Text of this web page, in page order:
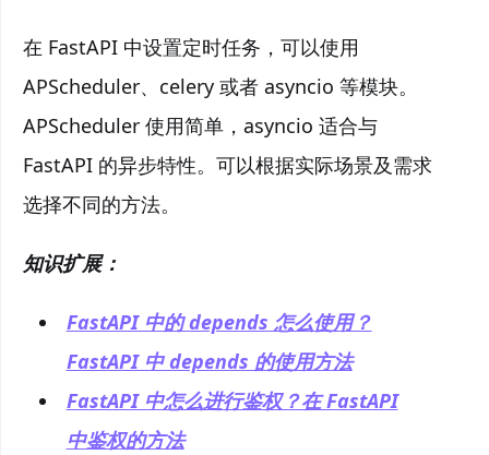
在 FastAPI 中设置定时任务，可以使用
APScheduler、celery 或者 asyncio 等模块。
APScheduler 使用简单，asyncio 适合与
FastAPI 的异步特性。可以根据实际场景及需求
选择不同的方法。
知识扩展：
FastAPI 中的 depends 怎么使用？
FastAPI 中 depends 的使用方法
FastAPI 中怎么进行鉴权？在 FastAPI
中鉴权的方法